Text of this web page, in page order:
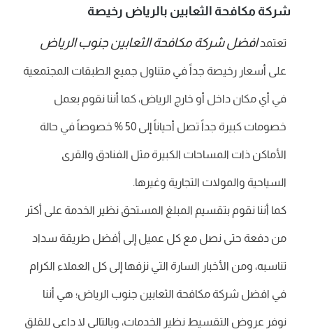
شركة مكافحة الثعابين بالرياض رخيصة
تعتمدافضل شركة مكافحة الثعابين جنوب الرياض
على أسعار رخيصة جداً في متناول جميع الطبقات المجتمعية
في أي مكان داخل أو خارج الرياض، كما أننا نقوم بعمل
خصومات كبيرة جداً تصل أحياناً إلى 50 % خصوصاً في حالة
الأماكن ذات المساحات الكبيرة مثل الفنادق والقرى
السياحية والمولات التجارية وغيرها.
كما أننا نقوم بتقسيم المبلغ المستحق نظير الخدمة على أكثر
من دفعة حتى نصل مع كل عميل إلى أفضل طريقة سداد
تناسبه، ومن الأخبار السارة التي نزفها إلى كل العملاء الكرام
في افضل شركة مكافحة الثعابين جنوب الرياض؛ هي أننا
نوفر عروض التقسيط نظير الخدمات، وبالتالي لا داعي للقلق